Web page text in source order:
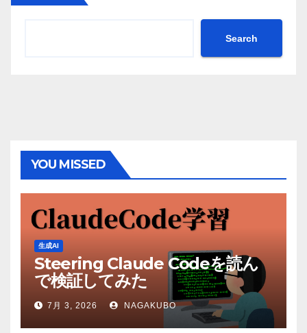
Search
YOU MISSED
生成AI
Steering Claude Codeを読ん
で検証してみた
7月 3, 2026 NAGAKUBO